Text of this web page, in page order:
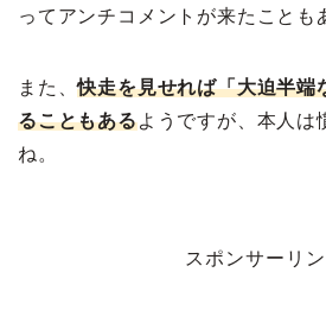
ってアンチコメントが来たことも
また、快走を見せれば「大迫半端
ることもあるようですが、本人は
ね。
スポンサーリン